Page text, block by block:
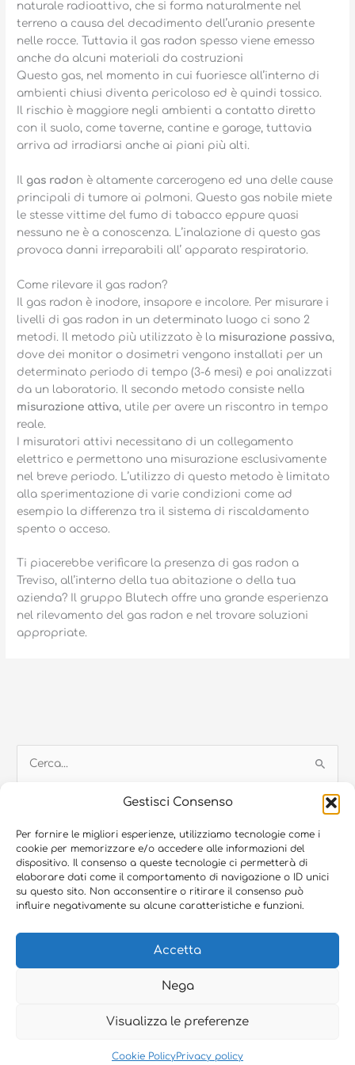
Gestisci Consenso
Per fornire le migliori esperienze, utilizziamo tecnologie come i
cookie per memorizzare e/o accedere alle informazioni del
dispositivo. Il consenso a queste tecnologie ci permetterà di
elaborare dati come il comportamento di navigazione o ID unici
su questo sito. Non acconsentire o ritirare il consenso può
influire negativamente su alcune caratteristiche e funzioni.
Accetta
Nega
Visualizza le preferenze
Cookie PolicyPrivacy policy
naturale radioattivo, che si forma naturalmente nel
terreno a causa del decadimento dell’uranio presente
nelle rocce. Tuttavia il gas radon spesso viene emesso
anche da alcuni materiali da costruzioni
Questo gas, nel momento in cui fuoriesce all’interno di
ambienti chiusi diventa pericoloso ed è quindi tossico.
Il rischio è maggiore negli ambienti a contatto diretto
con il suolo, come taverne, cantine e garage, tuttavia
arriva ad irradiarsi anche ai piani più alti.
Il gas radon è altamente carcerogeno ed una delle cause
principali di tumore ai polmoni. Questo gas nobile miete
le stesse vittime del fumo di tabacco eppure quasi
nessuno ne è a conoscenza. L’inalazione di questo gas
provoca danni irreparabili all’ apparato respiratorio.
Come rilevare il gas radon?
Il gas radon è inodore, insapore e incolore. Per misurare i
livelli di gas radon in un determinato luogo ci sono 2
metodi. Il metodo più utilizzato è la misurazione passiva,
dove dei monitor o dosimetri vengono installati per un
determinato periodo di tempo (3-6 mesi) e poi analizzati
da un laboratorio. Il secondo metodo consiste nella
misurazione attiva, utile per avere un riscontro in tempo
reale.
I misuratori attivi necessitano di un collegamento
elettrico e permettono una misurazione esclusivamente
nel breve periodo. L’utilizzo di questo metodo è limitato
alla sperimentazione di varie condizioni come ad
esempio la differenza tra il sistema di riscaldamento
spento o acceso.
Ti piacerebbe verificare la presenza di gas radon a
Treviso, all’interno della tua abitazione o della tua
azienda? Il gruppo Blutech offre una grande esperienza
nel rilevamento del gas radon e nel trovare soluzioni
appropriate.
c
a
:
© 2026 Blugroup SRL, Via Francia 9 – 35010 Vigonza (PD) | P.Iva:
05416810280 | Capitale sociale i.v. € 25.000 | REA PD-465908
Blutech SRL, P.Iva: 03251920280 | Capitale sociale i.v. €40.000 | REA
Bluservice SRL, P.Iva: 03874180288 | Capitale sociale i.v. € 12.000 |
Sito Web realizzato da Orezero Web Agency